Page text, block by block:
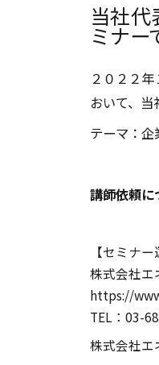
当社
ミナー
２０２２
おいて、当
テーマ：
講師依頼に
【セミナー
株式会社エ
https://
TEL：03-
株式会社エ